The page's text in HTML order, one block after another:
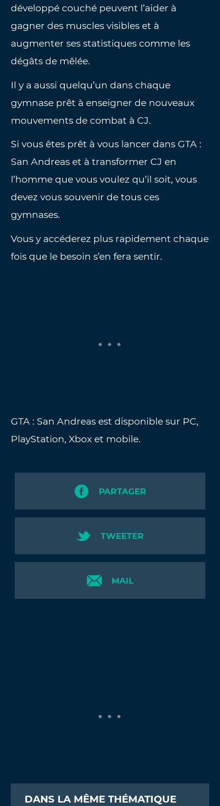
développé couché peuvent l’aider à
gagner des muscles visibles et à
augmenter ses statistiques comme les
dégâts de mêlée.
Il y a aussi quelqu’un dans chaque
gymnase prêt à enseigner de nouveaux
mouvements de combat à CJ.
Si vous êtes prêt à vous lancer dans GTA :
San Andreas et à transformer CJ en
l’homme que vous voulez qu’il soit, vous
devez vous souvenir de tous ces
gymnases.
Vous y accéderez plus rapidement chaque
fois que le besoin s’en fera sentir.
GTA : San Andreas est disponible sur PC,
PlayStation, Xbox et mobile.
PARTAGER
TWEETER
MAIL
DANS LA MÊME THÉMATIQUE